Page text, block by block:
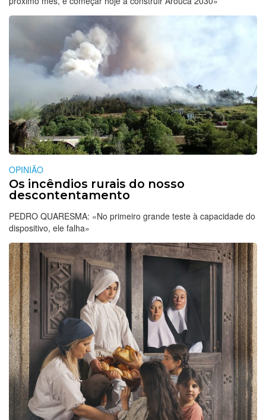
OPINIÃO
Os incêndios rurais do nosso
descontentamento
PEDRO QUARESMA: «No primeiro grande teste à capacidade do
dispositivo, ele falha»